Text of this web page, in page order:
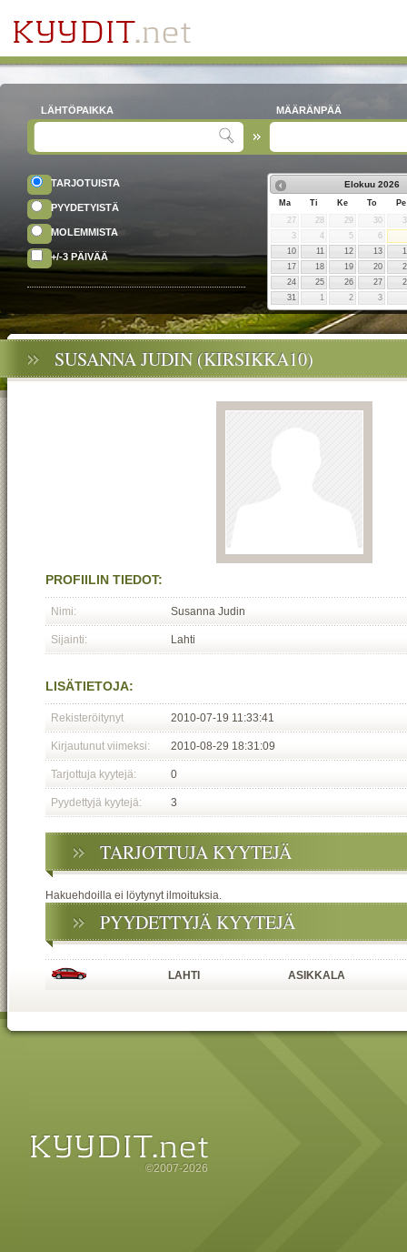
LÄHTÖPAIKKA MÄÄRÄNPÄÄ
TARJOTUISTA
PYYDETYISTÄ
MOLEMMISTA
+/-3 PÄIVÄÄ
Elokuu 2026
Ma Ti Ke To
Pe
27
28 29 30
3
4 5
6
10
11 12 13
17
18 19 20
24
25 26 27
31
1 2 3
SUSANNA JUDIN (KIRSIKKA10)
PROFIILIN TIEDOT:
Nimi: Susanna Judin
Sijainti: Lahti
LISÄTIETOJA:
Rekisteröitynyt 2010-07-19 11:33:41
Kirjautunut viimeksi: 2010-08-29 18:31:09
Tarjottuja kyytejä: 0
Pyydettyjä kyytejä: 3
TARJOTTUJA KYYTEJÄ
Hakuehdoilla ei löytynyt ilmoituksia.
PYYDETTYJÄ KYYTEJÄ
LAHTI ASIKKALA
©2007-2026